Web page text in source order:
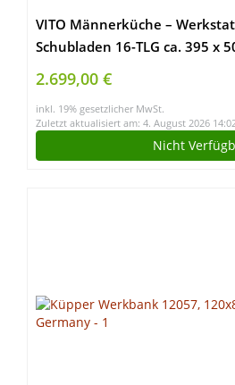
VITO Männerküche –
Schubladen 16-TLG ca. 395 x
Werkstatteinrichtung,
Werkzeugschrank, Werkbank
Holzarbeitsplatte – (VIAGCSET)
2.699,00 €
inkl. 19% gesetzlicher MwSt.
Zuletzt aktualisiert am: 4. August 2026
Nicht